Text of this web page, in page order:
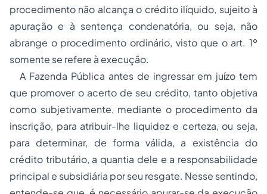
procedimento não alcança o crédito ilíquido, sujeito à
apuração e à sentença condenatória, ou seja, não
abrange o procedimento ordinário, visto que o art. 1º
somente se refere à execução.
A Fazenda Pública antes de ingressar em juízo tem
que promover o acerto de seu crédito, tanto objetiva
como subjetivamente, mediante o procedimento da
inscrição, para atribuir-lhe liquidez e certeza, ou seja,
para determinar, de forma válida, a existência do
crédito tributário, a quantia dele e a responsabilidade
principal e subsidiária por seu resgate. Nesse sentindo,